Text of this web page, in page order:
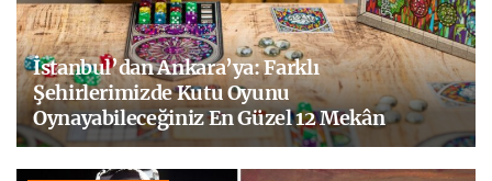
İstanbul’dan Ankara’ya: Farklı
Şehirlerimizde Kutu Oyunu
Oynayabileceğiniz En Güzel 12 Mekân